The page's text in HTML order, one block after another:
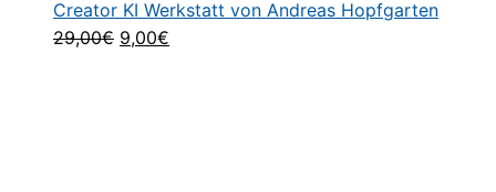
Creator KI Werkstatt von Andreas Hopfgarten
29,00€ Ursprünglicher
9,00€